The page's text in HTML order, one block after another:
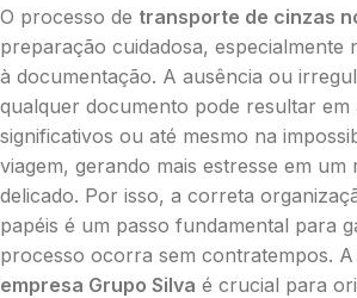
O processo de transporte de cinzas
preparação cuidadosa, especialmente
à documentação. A ausência ou
qualquer documento pode resultar em
significativos ou até mesmo na
viagem, gerando mais estresse em um
delicado. Por isso, a correta
papéis é um passo fundamental para
processo ocorra sem contratempos. A
empresa Grupo Silva é crucial para